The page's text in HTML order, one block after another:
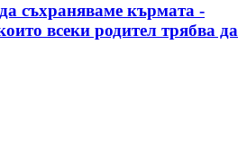
съхраняваме кърмата -
всеки родител трябва да